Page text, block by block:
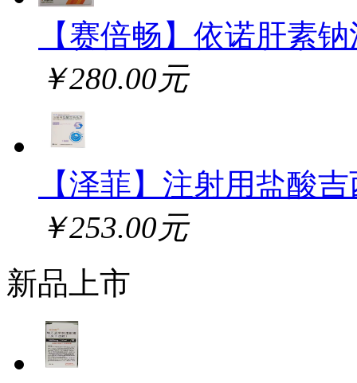
【赛倍畅】依诺肝素
￥280.00元
【泽菲】注射用盐酸
￥253.00元
新品上市